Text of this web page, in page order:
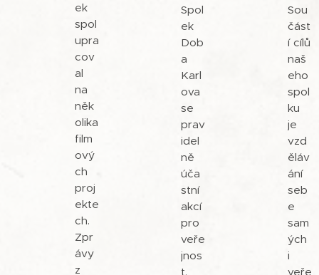
ek
spol
upra
cov
al
na
něk
olika
film
ový
ch
proj
ekte
ch.
Zpr
ávy
z
Spol
ek
Dob
a
Karl
ova
se
prav
idel
ně
úča
stní
akcí
pro
veře
jnos
t.
Sou
část
í cílů
naš
eho
spol
ku
je
vzd
ěláv
ání
seb
e
sam
ých
i
veře